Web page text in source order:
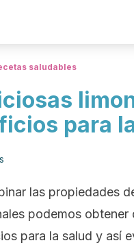
saludables
para
las propiedades
podemos
para la salud y así